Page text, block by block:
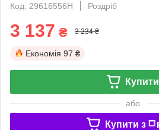
Код: 29616556H
Роздріб
3 137 ₴ 3 234 ₴
Економія 97 ₴
Купити
або
Купити з